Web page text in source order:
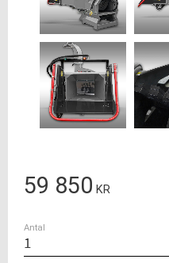
59 850 KR
Antal